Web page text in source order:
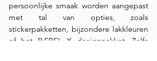
persoonlijke smaak worden aangepast
met tal van opties, zoals
stickerpakketten, bijzondere lakkleuren
of het R.EBEL X designpakket. Zelfs